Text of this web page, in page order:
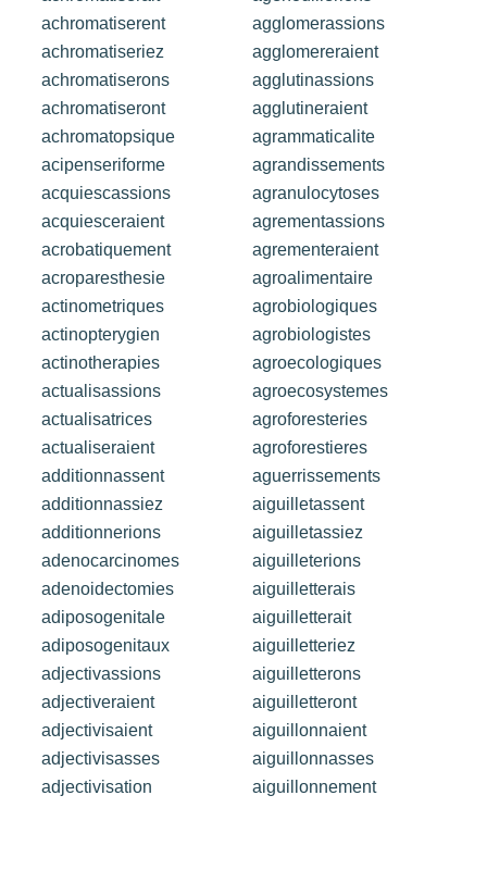
achromatiserent
achromatiseriez
achromatiserons
achromatiseront
achromatopsique
acipenseriforme
acquiescassions
acquiesceraient
acrobatiquement
acroparesthesie
actinometriques
actinopterygien
actinotherapies
actualisassions
actualisatrices
actualiseraient
additionnassent
additionnassiez
additionnerions
adenocarcinomes
adenoidectomies
adiposogenitale
adiposogenitaux
adjectivassions
adjectiveraient
adjectivisaient
adjectivisasses
adjectivisation
agglomerassions
agglomereraient
agglutinassions
agglutineraient
agrammaticalite
agrandissements
agranulocytoses
agrementassions
agrementeraient
agroalimentaire
agrobiologiques
agrobiologistes
agroecologiques
agroecosystemes
agroforesteries
agroforestieres
aguerrissements
aiguilletassent
aiguilletassiez
aiguilleterions
aiguilletterais
aiguilletterait
aiguilletteriez
aiguilletterons
aiguilletteront
aiguillonnaient
aiguillonnasses
aiguillonnement